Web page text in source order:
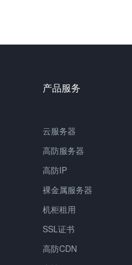
产品服务
云服务器
高防服务器
高防IP
裸金属服务器
机柜租用
SSL证书
高防CDN